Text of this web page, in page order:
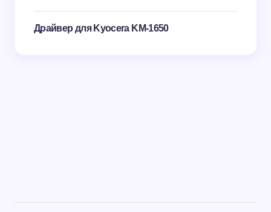
Драйвер для Kyocera KM-1650